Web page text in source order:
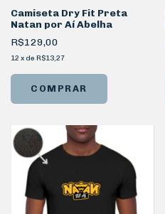
Camiseta Dry Fit Preta
Natan por Aí Abelha
R$129,00
12 x de R$13,27
COMPRAR
1 / 3